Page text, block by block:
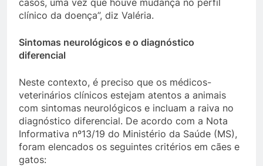
casos, uma vez que houve mudança no perfil
clínico da doença”, diz Valéria.
Sintomas neurológicos e o diagnóstico
diferencial
Neste contexto, é preciso que os médicos-
veterinários clínicos estejam atentos a animais
com sintomas neurológicos e incluam a raiva no
diagnóstico diferencial. De acordo com a Nota
Informativa nº13/19 do Ministério da Saúde (MS),
foram elencados os seguintes critérios em cães e
gatos: